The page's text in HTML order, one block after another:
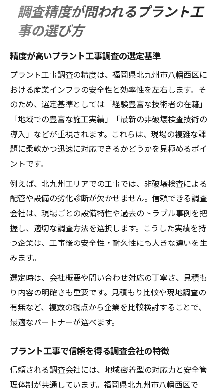
調査精度が問われるプラント工
事の選び方
精度が高いプラント工事調査の選定基準
プラント工事調査の精度は、福岡県北九州市八幡西区に
おける産業インフラの安全性と効率性を左右します。そ
のため、選定基準としては「経験豊富な技術者の在籍」
「地域での豊富な施工実績」「最新の非破壊検査技術の
導入」などが重視されます。これらは、現場の複雑な課
題に柔軟かつ迅速に対応できるかどうかを見極めるポイ
ントです。
例えば、北九州エリアでの工事では、非破壊検査による
配管や設備の劣化診断が欠かせません。信頼できる調査
会社は、現場ごとの設備特性や過去のトラブル事例を把
握し、適切な調査方法を選択します。こうした実績を持
つ企業は、工事後の安全性・耐久性にも大きな違いを生
みます。
選定時は、会社概要や問い合わせ対応の丁寧さ、見積も
り内容の明確さも重要です。見積もり比較や現地調査の
有無など、複数の観点から企業を比較検討することで、
最適なパートナーが選べます。
プラント工事で信頼を得る調査会社の特徴
信頼される調査会社には、地域密着型の対応力と安全管
理体制が共通しています。福岡県北九州市八幡西区で